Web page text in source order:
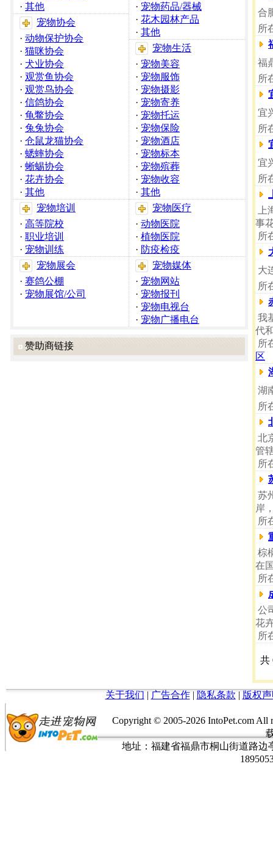
· 其他
宠物协会
· 动物保护协会
· 猫咪协会
· 犬业协会
· 观赏鱼协会
· 观赏鸟协会
· 信鸽协会
· 龟鳖协会
· 兔兔协会
· 仓鼠龙猫协会
· 蟋蟀协会
· 蜥蜴协会
· 花卉协会
· 其他
宠物培训
· 高等院校
· 职业培训
· 宠物训练
宠物展会
· 赛鸽公棚
· 宠物展馆/公司
· 宠物药品/器械
· 花木园林产品
· 其他
宠物生活
· 宠物美容
· 宠物服饰
· 宠物摄影
· 宠物寄养
· 宠物托运
· 宠物保险
· 宠物酒店
· 宠物标本
· 宠物殡葬
· 宠物收容
· 其他
宠物医疗
· 动物医院
· 植物医院
· 防疫检疫
宠物媒体
· 宠物网站
· 宠物报刊
· 宠物电视台
· 宠物广播电台
赞助商链接
合
所
福
所
宜
所
宜
所
上
事
所
大
所
我
代
所
区
湖
所
北
管
所
苏
岸
所
棕
在
所
公
花
所
共
关于我们 | 广告合作| 隐私条款 | 版权
Copyright © 2005-2026 IntoPet.com
地址：福建省福鼎市桐山街道路边